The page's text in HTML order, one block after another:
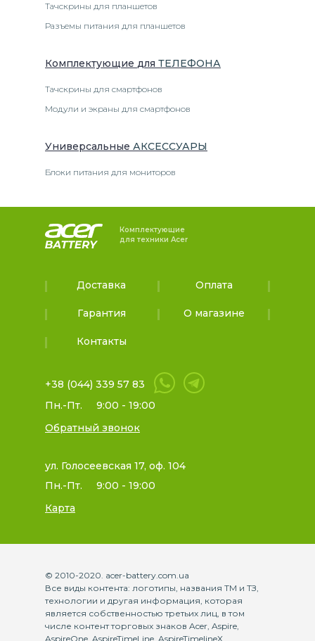
Тачскрины для планшетов
Разъемы питания для планшетов
Комплектующие для ТЕЛЕФОНА
Тачскрины для смартфонов
Модули и экраны для смартфонов
Универсальные АКСЕССУАРЫ
Блоки питания для мониторов
Комплектующие
для техники Acer
Доставка Оплата
Гарантия О магазине
Контакты
+38 (044) 339 57 83
Пн.-Пт.
9:00 - 19:00
Обратный звонок
ул. Голосеевская 17, оф. 104
Пн.-Пт.
9:00 - 19:00
Карта
© 2010-2020. acer-battery.com.ua
Все виды контента: логотипы, названия ТМ и ТЗ,
технологии и другая информация, которая
является собственностью третьих лиц, в том
числе контент торговых знаков Acer, Aspire,
AspireOne, AspireTimeLine, AspireTimelineX,